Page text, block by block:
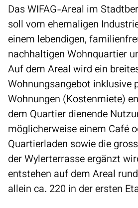
Das WIFAG-Areal im
soll vom ehemaligen
einem lebendigen,
nachhaltigen Wohnquartier
Auf dem Areal wird ein
Wohnungsangebot inklusive
Wohnungen (Kostenmiete)
dem Quartier dienende
möglicherweise einem Café
Quartierladen sowie die
der Wylerterrasse ergänzt
entstehen auf dem Areal
allein ca. 220 in der ersten